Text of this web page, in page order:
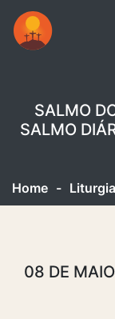
SALMO
SALMO
Home - Liturgia
08 DE